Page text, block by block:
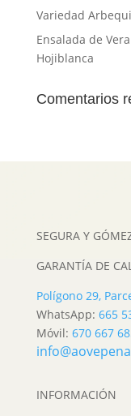
Variedad
Ensalada de
Hojiblanca
Comentarios
SEGURA Y
GARANTÍA DE
Polígono 29,
WhatsApp: 665
Móvil: 670 667
INFORMACIÓN